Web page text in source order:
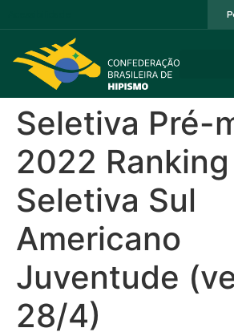
Seletiva Pré-
2022 Ranking
Seletiva Sul
Americano
Juventude
28/4)